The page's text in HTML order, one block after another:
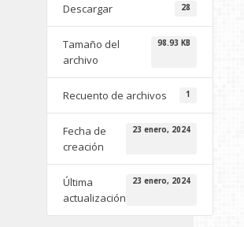
Descargar 28
Tamaño del
archivo
98.93 KB
Recuento de archivos 1
Fecha de
creación
23 enero, 2024
Última
actualización
23 enero, 2024